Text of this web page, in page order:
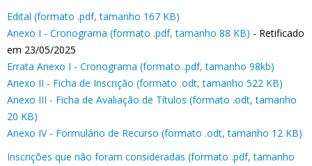
Edital (formato .pdf, tamanho 167 KB)
Anexo I - Cronograma (formato .pdf, tamanho 88 KB) - Retificado
em 23/05/2025
Errata Anexo I - Cronograma (formato .pdf, tamanho 98kb)
Anexo II - Ficha de Inscrição (formato .odt, tamanho 522 KB)
Anexo III - Ficha de Avaliação de Títulos (formato .odt, tamanho
20 KB)
Anexo IV - Formulário de Recurso (formato .odt, tamanho 12 KB)
Inscrições que não foram consideradas (formato .pdf, tamanho